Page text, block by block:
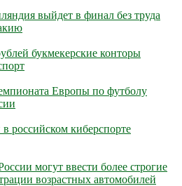
выйдет в финал без труда
букмекерские конторы
Европы по футболу
российском киберспорте
могут ввести более строгие
возрастных автомобилей